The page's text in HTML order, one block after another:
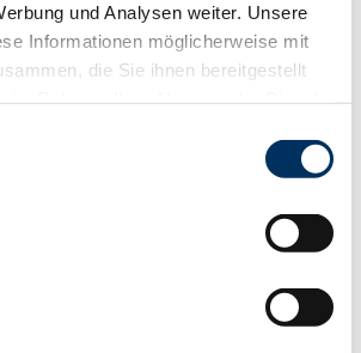
und Analysen weiter. Unsere
Informationen möglicherweise mit
die Sie ihnen bereitgestellt
unsere Webseite weiterhin nutzen.
100 112 124
128
123
109
110
141